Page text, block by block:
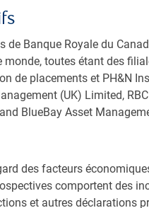
de Banque Royale du
toutes étant des
de placements et PH&N
(UK) Limited,
BlueBay Asset
des facteurs
comportent des
et autres déclarations